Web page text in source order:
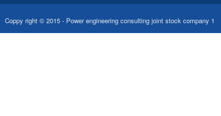
Coppy right © 2015 - Power engineering consulting joint stock company 1